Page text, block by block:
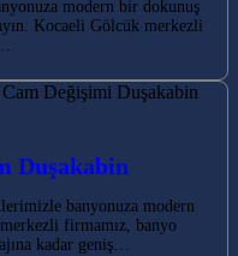
modern bir dokunuş
Kocaeli Gölcük merkezli
Duşakabin
banyonuza modern
firmamız, banyo
kadar geniş…